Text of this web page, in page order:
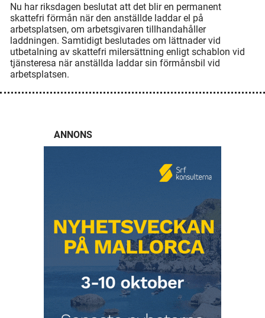
Nu har riksdagen beslutat att det blir en permanent
skattefri förmån när den anställde laddar el på
arbetsplatsen, om arbetsgivaren tillhandahåller
laddningen. Samtidigt beslutades om lättnader vid
utbetalning av skattefri milersättning enligt schablon vid
tjänsteresa när anställda laddar sin förmånsbil vid
arbetsplatsen.
ANNONS